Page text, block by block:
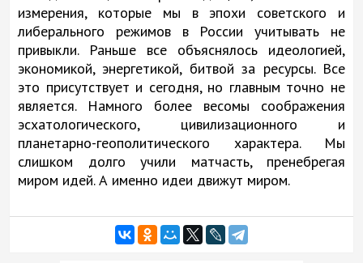
измерения, которые мы в эпохи советского и
либерального режимов в России учитывать не
привыкли. Раньше все объяснялось идеологией,
экономикой, энергетикой, битвой за ресурсы. Все
это присутствует и сегодня, но главным точно не
является. Намного более весомы соображения
эсхатологического, цивилизационного и
планетарно-геополитического характера. Мы
слишком долго учили матчасть, пренебрегая
миром идей. А именно идеи движут миром.